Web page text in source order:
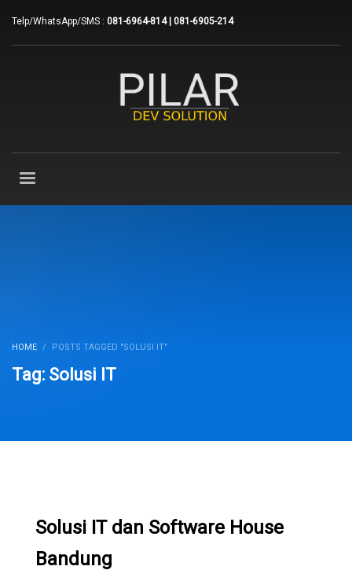
Telp/WhatsApp/SMS : 081-6964-814 | 081-6905-214
HOME POSTS TAGGED "SOLUSI IT"
Tag: Solusi IT
Solusi IT dan Software House
Bandung